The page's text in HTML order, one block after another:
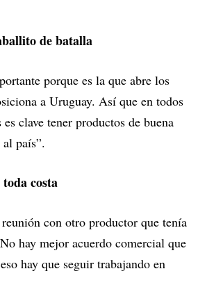
de batalla
porque es la que abre los
a Uruguay. Así que en todos
clave tener productos de buena
país”.
costa
con otro productor que tenía
hay mejor acuerdo comercial que
hay que seguir trabajando en